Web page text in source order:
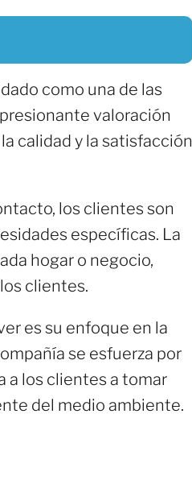
como una de las
valoración
calidad y la satisfacción
los clientes son
específicas. La
hogar o negocio,
clientes.
es su enfoque en la
se esfuerza por
a los clientes a tomar
del medio ambiente.